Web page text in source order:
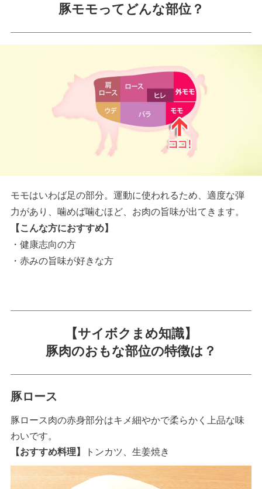
豚モモってどんな部位？
モモはいわば足の部分。運動に使われるため、適度な弾
力があり、噛めば噛むほど、お肉の旨味が出てきます。
【こんな方におすすめ】
・健康志向の方
・赤みの旨味が好きな方
【サイボクまめ知識】
豚肉のおもな部位の特徴は？
豚ロース
豚ロース肉の赤身部分はキメ細やかで柔らかく上品な味
わいです。
【おすすめ料理】
トンカツ、生姜焼き